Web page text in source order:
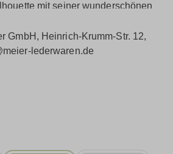
mit seiner wunderschönen
augenblicklich
Auftritt eine unwiderstehliche
sorgt zusätzlich für lässig-
Stil legt!
- mit unserem T-Shirt
modischen Statement.
GmbH, Heinrich-Krumm-Str. 12,
lederwaren.de